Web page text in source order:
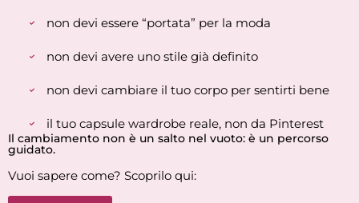
non devi essere “portata” per la moda
non devi avere uno stile già definito
non devi cambiare il tuo corpo per sentirti bene
il tuo capsule wardrobe reale, non da Pinterest
Il cambiamento non è un salto nel vuoto: è un percorso
guidato.​
Vuoi sapere come? Scoprilo qui: